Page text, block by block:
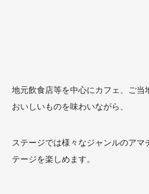
地元飲食店等を中心にカフェ、ご当
おいしいものを味わいながら、
ステージでは様々なジャンルのア
テージを楽しめます。